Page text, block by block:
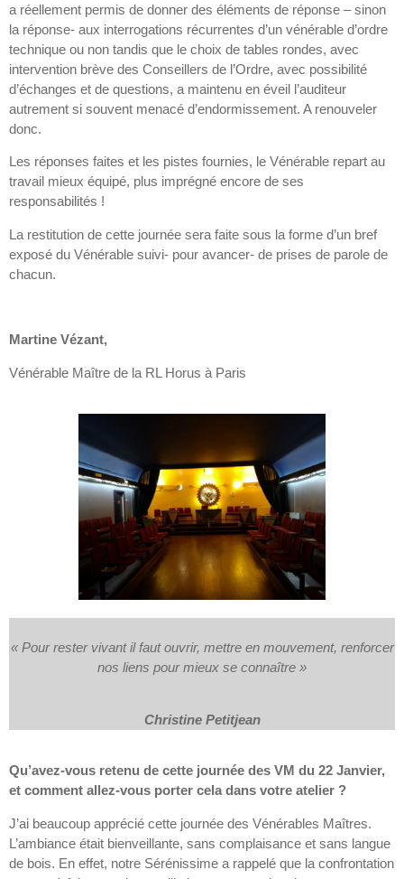
a réellement permis de donner des éléments de réponse – sinon
la réponse- aux interrogations récurrentes d’un vénérable d’ordre
technique ou non tandis que le choix de tables rondes, avec
intervention brève des Conseillers de l’Ordre, avec possibilité
d’échanges et de questions, a maintenu en éveil l’auditeur
autrement si souvent menacé d’endormissement. A renouveler
donc.
Les réponses faites et les pistes fournies, le Vénérable repart au
travail mieux équipé, plus imprégné encore de ses
responsabilités !
La restitution de cette journée sera faite sous la forme d’un bref
exposé du Vénérable suivi- pour avancer- de prises de parole de
chacun.
Martine Vézant,
Vénérable Maître de la RL Horus à Paris
« Pour rester vivant il faut ouvrir, mettre en mouvement, renforcer
nos liens pour mieux se connaître »
Christine Petitjean
Qu’avez-vous retenu de cette journée des VM du 22 Janvier,
et comment allez-vous porter cela dans votre atelier ?
J’ai beaucoup apprécié cette journée des Vénérables Maîtres.
L’ambiance était bienveillante, sans complaisance et sans langue
de bois. En effet, notre Sérénissime a rappelé que la confrontation